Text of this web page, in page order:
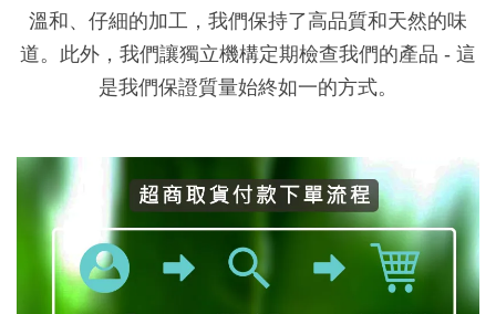
溫和、仔細的加工，我們保持了高品質和天然的味
道。此外，我們讓獨立機構定期檢查我們的產品 - 這
是我們保證質量始終如一的方式。